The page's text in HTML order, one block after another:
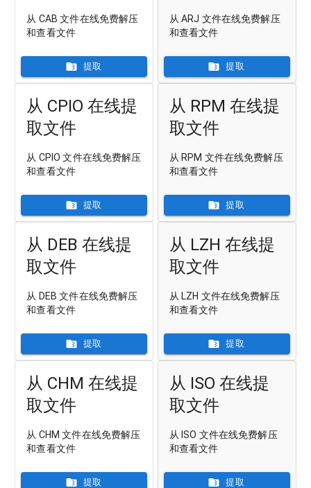
从 CAB 文件在线免费解压
和查看文件
提取
从 ARJ 文件在线免费解压
和查看文件
提取
从 CPIO 在线提
取文件
从 CPIO 文件在线免费解压
和查看文件
提取
从 RPM 在线提
取文件
从 RPM 文件在线免费解压
和查看文件
提取
从 DEB 在线提
取文件
从 DEB 文件在线免费解压
和查看文件
提取
从 LZH 在线提
取文件
从 LZH 文件在线免费解压
和查看文件
提取
从 CHM 在线提
取文件
从 CHM 文件在线免费解压
和查看文件
提取
从 ISO 在线提
取文件
从 ISO 文件在线免费解压
和查看文件
提取